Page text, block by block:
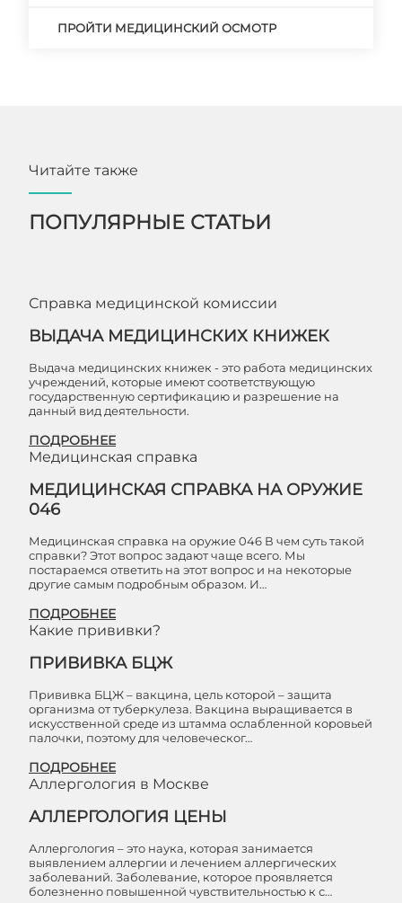
ПРОЙТИ МЕДИЦИНСКИЙ ОСМОТР
Читайте также
ПОПУЛЯРНЫЕ СТАТЬИ
Справка медицинской комиссии
ВЫДАЧА МЕДИЦИНСКИХ КНИЖЕК
Выдача медицинских книжек - это работа медицинских
учреждений, которые имеют соответствующую
государственную сертификацию и разрешение на
данный вид деятельности.
ПОДРОБНЕЕ
Медицинская справка
МЕДИЦИНСКАЯ СПРАВКА НА ОРУЖИЕ
046
Медицинская справка на оружие 046 В чем суть такой
справки? Этот вопрос задают чаще всего. Мы
постараемся ответить на этот вопрос и на некоторые
другие самым подробным образом. И…
ПОДРОБНЕЕ
Какие прививки?
ПРИВИВКА БЦЖ
Прививка БЦЖ – вакцина, цель которой – защита
организма от туберкулеза. Вакцина выращивается в
искусственной среде из штамма ослабленной коровьей
палочки, поэтому для человеческог…
ПОДРОБНЕЕ
Аллергология в Москве
АЛЛЕРГОЛОГИЯ ЦЕНЫ
Аллергология – это наука, которая занимается
выявлением аллергии и лечением аллергических
заболеваний. Заболевание, которое проявляется
болезненно повышенной чувствительностью к с…